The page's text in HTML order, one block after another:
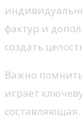
фактур и
создать
Важно
играет